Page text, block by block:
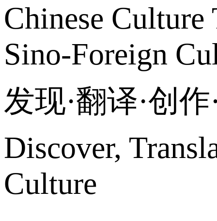
Chinese
Sino-Foreign
发现·翻译·创
Discover,
Culture